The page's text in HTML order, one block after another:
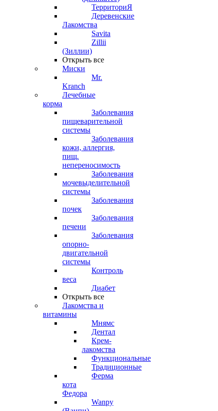
ТерриториЯ
Деревенские
Лакомства
Savita
Zillii
(Зиллии)
Открыть все
Миски
Mr.
Kranch
Лечебные
корма
Заболевания
пищеварительной
системы
Заболевания
кожи, аллергия,
пищ.
непереносимость
Заболевания
мочевыделительной
системы
Заболевания
почек
Заболевания
печени
Заболевания
опорно-
двигательной
системы
Контроль
веса
Диабет
Открыть все
Лакомства и
витамины
Мнямс
Дентал
Крем-
лакомства
Функциональные
Традиционные
Ферма
кота
Федора
Wanpy